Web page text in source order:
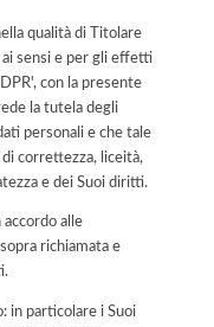
qualità di Titolare
sensi e per gli effetti
con la presente
la tutela degli
personali e che tale
correttezza, liceità,
e dei Suoi diritti.
accordo alle
richiamata e
in particolare i Suoi